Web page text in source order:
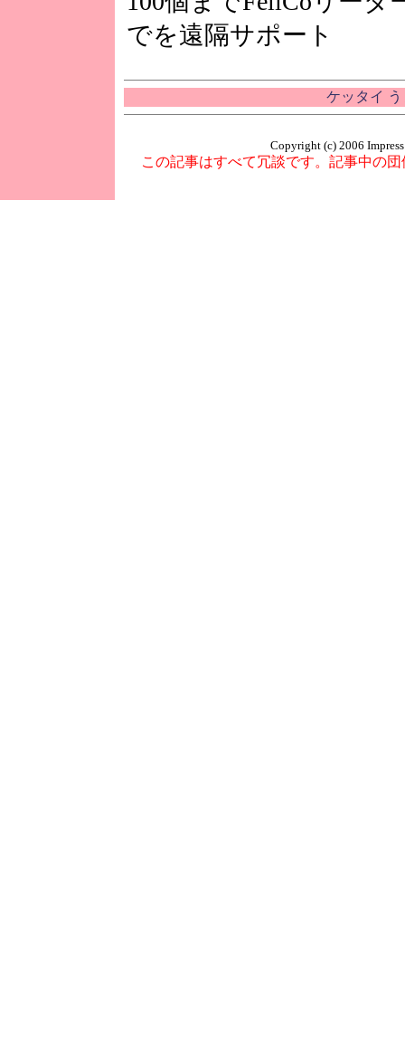
でを遠隔サポート
ケッタイ
Copyright (c) 2006
この記事はすべて冗談です。記事中の